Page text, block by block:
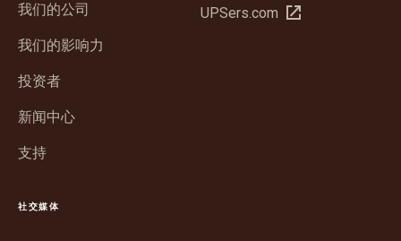
我们的公司
我们的影响力
投资者
新闻中心
支持
窗
UPSers.com 在
社交媒体